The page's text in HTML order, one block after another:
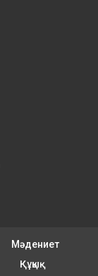
Мәдениет
Құқық